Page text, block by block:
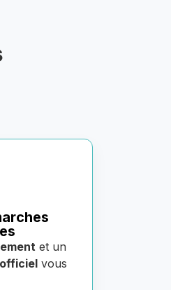
et un
vous